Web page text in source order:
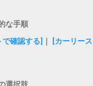
な手順
で確認する]
[カーリース